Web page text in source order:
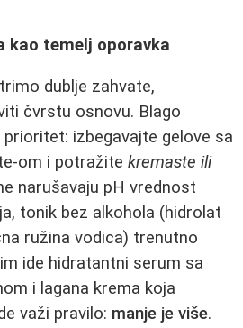
kao temelj oporavka
dublje zahvate,
čvrstu osnovu. Blago
izbegavajte gelove sa
i potražite kremaste ili
narušavaju pH vrednost
tonik bez alkohola (hidrolat
ružina vodica) trenutno
ide hidratantni serum sa
i lagana krema koja
važi pravilo: manje je više.